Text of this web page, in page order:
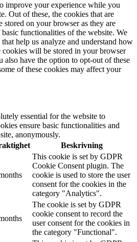
improve your experience while you
Out of these, the cookies that are
stored on your browser as they are
functionalities of the website. We
help us analyze and understand how
cookies will be stored in your browser
have the option to opt-out of these
of these cookies may affect your
essential for the website to
ensure basic functionalities and
anonymously.
Beskrivning
This cookie is set by GDPR
Cookie Consent plugin. The
cookie is used to store the user
consent for the cookies in the
category "Analytics".
The cookie is set by GDPR
cookie consent to record the
user consent for the cookies in
the category "Functional".